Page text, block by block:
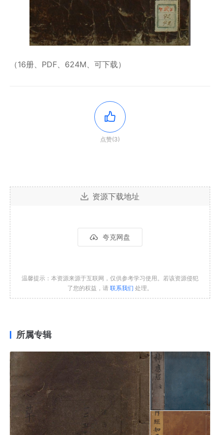
（16册、PDF、624M、可下载）
点赞(3)
资源下载地址
夸克网盘
温馨提示：本资源来源于互联网，仅供参考学习使用。若该资源侵犯
了您的权益，请 联系我们 处理。
所属专辑